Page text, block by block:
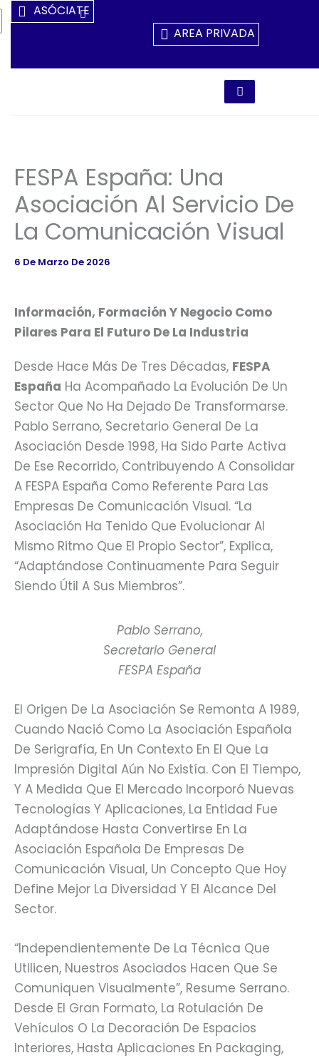
Ir
Al
ASÓCIATE
AREA PRIVADA
FESPA España: Una
Asociación Al Servicio De
La Comunicación Visual
6 De Marzo De 2026
Información, Formación Y Negocio Como
Pilares Para El Futuro De La Industria
Desde Hace Más De Tres Décadas, FESPA
España Ha Acompañado La Evolución De Un
Sector Que No Ha Dejado De Transformarse.
Pablo Serrano, Secretario General De La
Asociación Desde 1998, Ha Sido Parte Activa
De Ese Recorrido, Contribuyendo A Consolidar
A FESPA España Como Referente Para Las
Empresas De Comunicación Visual. “La
Asociación Ha Tenido Que Evolucionar Al
Mismo Ritmo Que El Propio Sector”, Explica,
“adaptándose Continuamente Para Seguir
Siendo Útil A Sus Miembros”.
Pablo Serrano,
Secretario General
FESPA España
El Origen De La Asociación Se Remonta A 1989,
Cuando Nació Como La Asociación Española
De Serigrafía, En Un Contexto En El Que La
Impresión Digital Aún No Existía. Con El Tiempo,
Y A Medida Que El Mercado Incorporó Nuevas
Tecnologías Y Aplicaciones, La Entidad Fue
Adaptándose Hasta Convertirse En La
Asociación Española De Empresas De
Comunicación Visual, Un Concepto Que Hoy
Define Mejor La Diversidad Y El Alcance Del
Sector.
“Independientemente De La Técnica Que
Utilicen, Nuestros Asociados Hacen Que Se
Comuniquen Visualmente”, Resume Serrano.
Desde El Gran Formato, La Rotulación De
Vehículos O La Decoración De Espacios
Interiores, Hasta Aplicaciones En Packaging,